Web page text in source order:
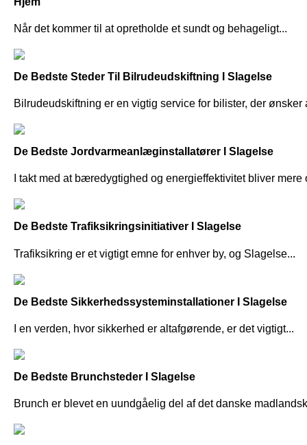
Når det kommer til at opretholde et sundt og behageligt...
De Bedste Steder Til Bilrudeudskiftning I Slagelse
Bilrudeudskiftning er en vigtig service for bilister, der ønsker
De Bedste Jordvarmeanlæginstallatører I Slagelse
I takt med at bæredygtighed og energieffektivitet bliver mere
De Bedste Trafiksikringsinitiativer I Slagelse
Trafiksikring er et vigtigt emne for enhver by, og Slagelse...
De Bedste Sikkerhedssysteminstallationer I Slagelse
I en verden, hvor sikkerhed er altafgørende, er det vigtigt...
De Bedste Brunchsteder I Slagelse
Brunch er blevet en uundgåelig del af det danske